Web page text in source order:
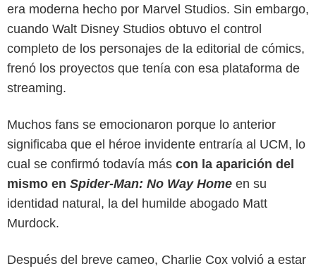
era moderna hecho por Marvel Studios. Sin embargo,
cuando Walt Disney Studios obtuvo el control
completo de los personajes de la editorial de cómics,
frenó los proyectos que tenía con esa plataforma de
streaming.
Muchos fans se emocionaron porque lo anterior
significaba que el héroe invidente entraría al UCM, lo
cual se confirmó todavía más con la aparición del
mismo en Spider-Man: No Way Home en su
identidad natural, la del humilde abogado Matt
Murdock.
Después del breve cameo, Charlie Cox volvió a estar
X